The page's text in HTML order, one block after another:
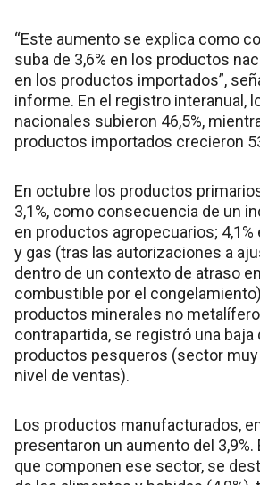
“Este aumento se explica como
suba de 3,6% en los productos
en los productos importados”,
informe. En el registro interanual,
nacionales subieron 46,5%,
productos importados crecieron
En octubre los productos
3,1%, como consecuencia de un
en productos agropecuarios;
y gas (tras las autorizaciones a
dentro de un contexto de atraso
combustible por el congelamiento)
productos minerales no
contrapartida, se registró una baja
productos pesqueros (sector
nivel de ventas).
Los productos manufacturados,
presentaron un aumento del
que componen ese sector, se